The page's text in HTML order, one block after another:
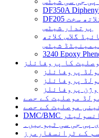
DF350A
DF205 ترمیم شدہ میلمینی گلاس کلاتھ سخت
پرتدار شیٹس
301 پولیمائیڈ گلاس کلاتھ
شیٹس
3240 Epoxy
کا پروفائلز
پروفائلز
پروفائلز
پروفائلز
موصلیت کے حصے
موصلیت کے حصے
DMC/BMC انسولیٹر
پی جی سی ٹیوبیں۔
کے ٹرانسفارمرز